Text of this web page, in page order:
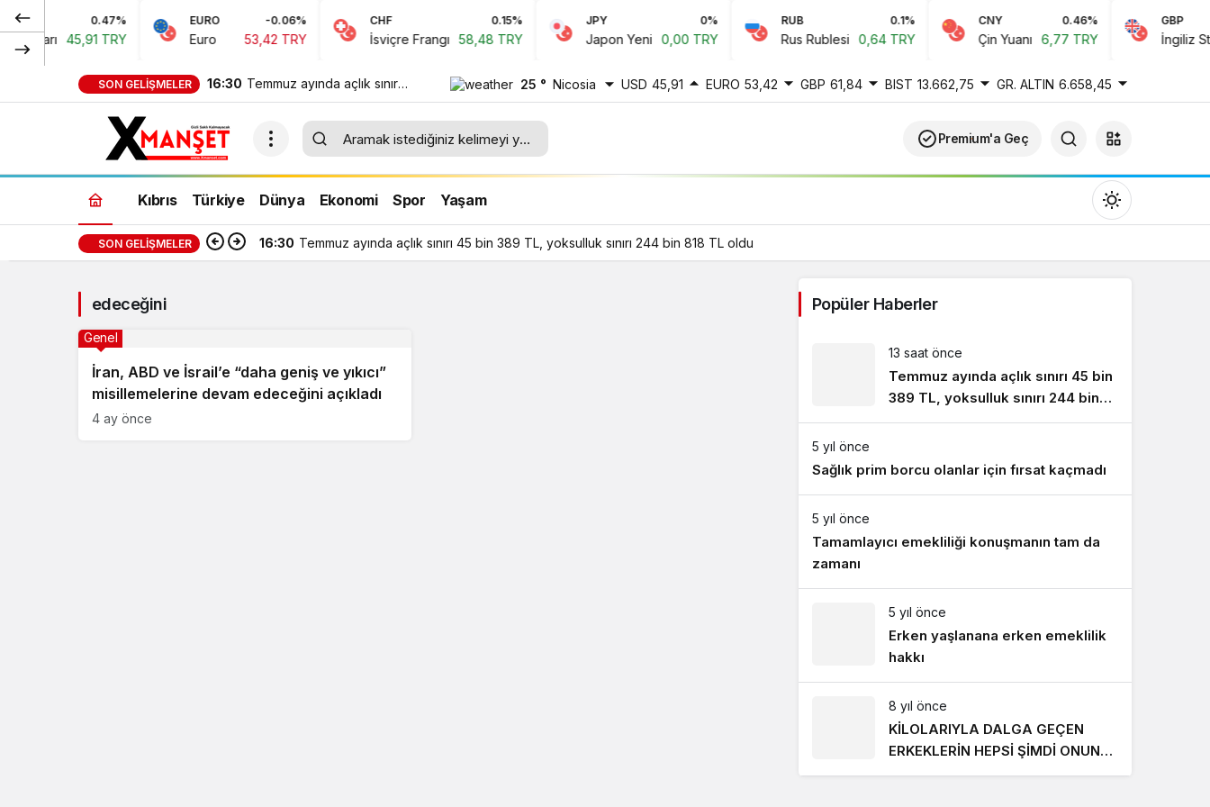
0.47%
45,91 TRY
EURO -0.06%
Euro 53,42 TRY
CHF 0.15%
İsviçre Frangı 58,48 TRY
JPY 0%
Japon Yeni 0,00 TRY
RUB 0.1%
Rus Rublesi 0,64 TRY
CNY 0.46%
Çin Yuanı 6,77 TRY
GBP
İngiliz
SON GELIŞMELER 16:30 Temmuz ayında açlık sınırı
45 bin 389 TL, yoksulluk
sınırı 244 bin 818 TL oldu
25 ° Nicosia USD 45,91 EURO 53,42 GBP 61,84 BIST 13.662,75 GR. ALTIN 6.658,45
Premium'a Geç
Kıbrıs Türkiye Dünya Ekonomi Spor Yaşam
Gündüz modunu seçin.
SON GELIŞMELER 16:30 Temmuz ayında açlık sınırı 45 bin 389 TL, yoksulluk sınırı 244 bin 818 TL oldu
edeceğini
İran, ABD ve İsrail’e “daha geniş ve yıkıcı”
misillemelerine devam edeceğini açıkladı
Genel
4 ay önce
Popüler Haberler
13 saat önce
Temmuz ayında açlık sınırı 45 bin
389 TL, yoksulluk sınırı 244 bin
818 TL oldu
5 yıl önce
Sağlık prim borcu olanlar için fırsat kaçmadı
5 yıl önce
Tamamlayıcı emekliliği konuşmanın tam da
zamanı
5 yıl önce
Erken yaşlanana erken emeklilik
hakkı
8 yıl önce
KİLOLARIYLA DALGA GEÇEN
ERKEKLERİN HEPSİ ŞİMDİ ONUN
PEŞİNDE! SON HALİ İNANILMAZ